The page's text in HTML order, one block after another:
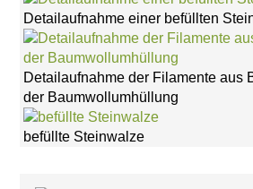
WollTerra®
Erosionsschutzmatte
Wolle
Flechtwerkband
Saatmatte
Wolle
Böschungsgitter
Detailaufnahme einer befüllten
Detailaufnahme der Filamente aus
der Baumwollumhüllung
befüllte Steinwalze